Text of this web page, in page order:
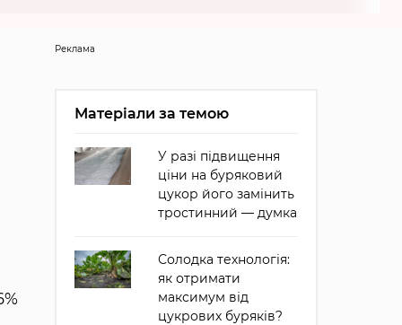
Реклама
Матеріали за темою
У разі підвищення
ціни на буряковий
цукор його замінить
тростинний — думка
Солодка технологія:
як отримати
максимум від
цукрових буряків?